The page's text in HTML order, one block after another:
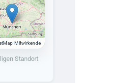
Mitwirkende
Standort